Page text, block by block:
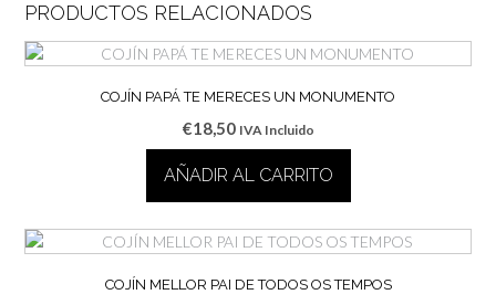
PRODUCTOS RELACIONADOS
COJÍN PAPÁ TE MERECES UN MONUMENTO
€18,50 IVA Incluido
AÑADIR AL CARRITO
COJÍN MELLOR PAI DE TODOS OS TEMPOS